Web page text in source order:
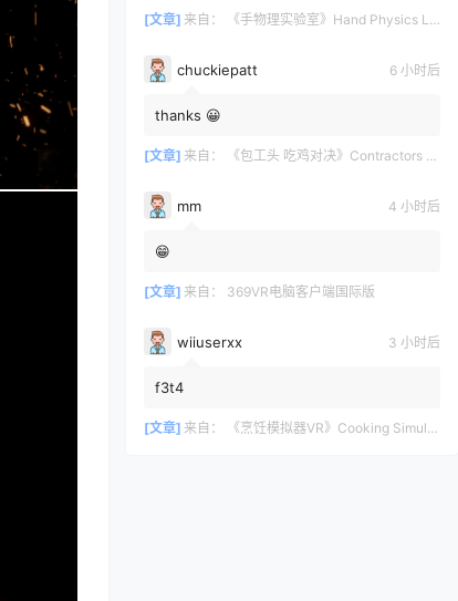
[文章] 来自： 《手物理实验室》Hand Physics Lab
chuckiepatt 6 小时后
thanks 😀
[文章] 来自： 《包工头 吃鸡对决》Contractors Showdown
mm 4 小时后
😁
[文章] 来自： 369VR电脑客户端国际版
wiiuserxx 3 小时后
f3t4
[文章] 来自： 《烹饪模拟器VR》Cooking Simulator VR